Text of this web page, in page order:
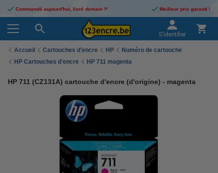
Commandé aujourd'hui, livré demain !* Meilleur prix garanti !
S'identifier
Accueil Cartouches d'encre HP
Numéro de cartouche
HP Cartouches d'encre
HP 711 magenta
HP 711 (CZ131A) cartouche d'encre (d'origine) - magenta